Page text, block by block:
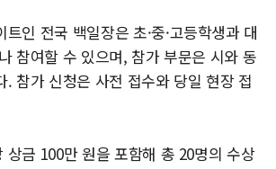
인 전국 백일장은 초·중·고등학생과 대
참여할 수 있으며, 참가 부문은 시와 동
. 참가 신청은 사전 접수와 당일 현장 접
상금 100만 원을 포함해 총 20명의 수상